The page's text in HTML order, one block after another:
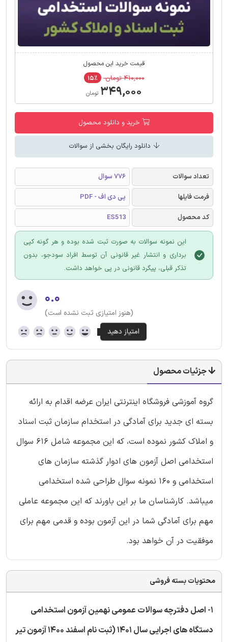
قیمت خرید این محصول
۴۱۰,۰۰۰ تومان ۱۵٪
۳۴۹,۰۰۰ تومان
خرید و دانلود محصول
دانلود رایگان بخشی از سوالات
تعداد سوالات
776 سوال
فرمت فایلها
پی دی اف - PDF
کد محصول
ES513
این نمونه سوالات به صورت ثبت شده بوده و هر گونه کپی
برداری و انتشار غیر قانونی آن توسط افراد سودجو، بدون
تذکر قبلی، پیگرد قانونی در پی خواهد داشت.
۰.۰
(هنوز امتیازی ثبت نشده است)
جزئیات محصول
گروه آموزشی فروشگاه اینترنتی ایران عرضه اقدام به ارائه
بسته ای جدید برای آمادگی در استخدام سازمان ثبت اسناد
و املاک کشور نموده است، که این مجموعه شامل 616 سوال
استخدامی اصل آزمون های ادوار گذشته سازمان های
استخدامی و 160 نمونه سوال طراحی شده استخدامی
میباشد. کارشناسان ما بر این باورند که این مجموعه عاملی
مهم برای آمادگی شما در این آزمون بوده و قدمی مهم برای
موفقیت در آن خواهد بود.
محتویات بسته فروشی
1- اصل دفترچه سوالات عمومی نهمین آزمون استخدامی
دستگاه های اجرایی سال 1401 (ثبت نام اسفند 1400 آزمون تیر